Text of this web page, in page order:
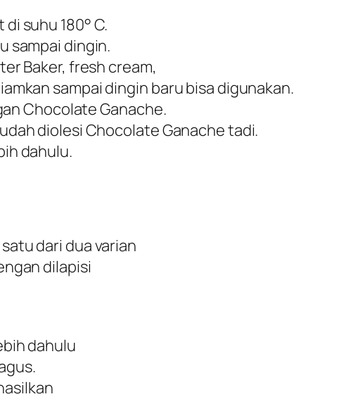
suhu 180° C.
sampai dingin.
Baker, fresh cream,
sampai dingin baru bisa digunakan.
Chocolate Ganache.
diolesi Chocolate Ganache tadi.
dahulu.
dari dua varian
dilapisi
dahulu